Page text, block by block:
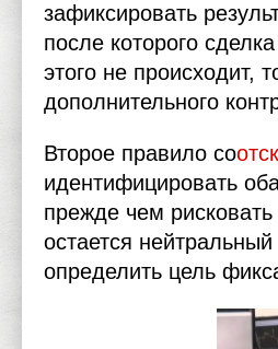
зафиксировать
после которого
этого не происходит,
дополнительного
Второе правило со
идентифицировать
прежде чем
остается
определить цель